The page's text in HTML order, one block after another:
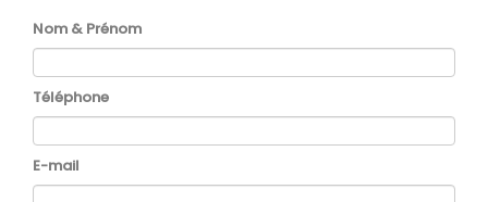
Nom & Prénom
Téléphone
E-mail